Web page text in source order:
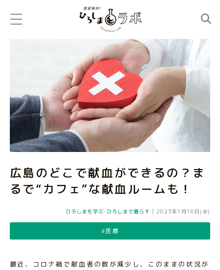
広島のどこで献血ができるの？ま
るで“カフェ”な献血ルームも！
ひろしまを学ぶ･ ひろしまで暮らす | 2023年1月18日(水)
医療
最近、コロナ禍で献血者の数が減少し、このままの状況が